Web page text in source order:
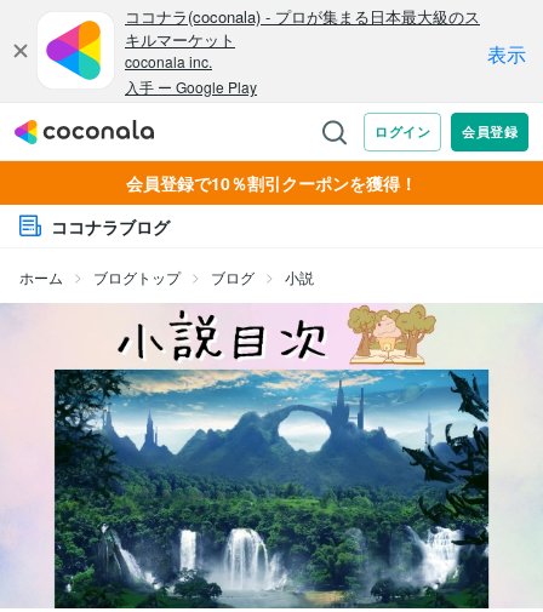
会員登録で10％割引クーポンを獲得！
ココナラブログ
ホーム ブログトップ ブログ 小説